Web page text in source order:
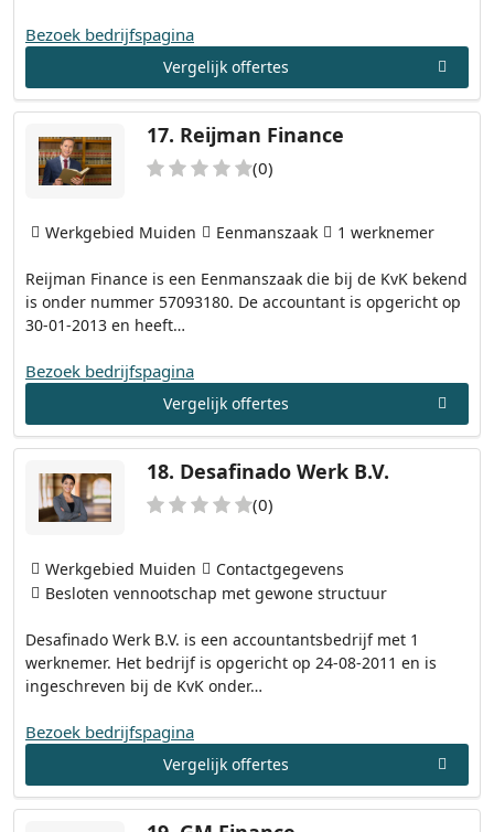
Bezoek bedrijfspagina
Vergelijk offertes
17. Reijman Finance
(0)
Reijman Finance is een Eenmanszaak die bij de KvK bekend
is onder nummer 57093180. De accountant is opgericht op
30-01-2013 en heeft…
Werkgebied Muiden Eenmanszaak 1 werknemer
Bezoek bedrijfspagina
Vergelijk offertes
18. Desafinado Werk B.V.
(0)
Desafinado Werk B.V. is een accountantsbedrijf met 1
werknemer. Het bedrijf is opgericht op 24-08-2011 en is
ingeschreven bij de KvK onder…
Werkgebied Muiden
Contactgegevens
Besloten vennootschap met gewone structuur
Bezoek bedrijfspagina
Vergelijk offertes